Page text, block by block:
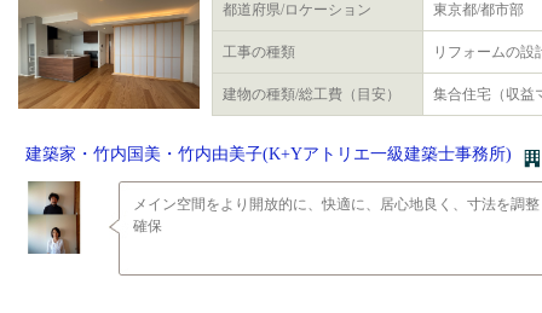
都道府県/ロケーション 東京都/都市部
工事の種類 リフォームの設
建物の種類/総工費（目安） 集合住宅（収益
建築家・竹内国美・竹内由美子(K+Yアトリエ一級建築士事務所)
メイン空間をより開放的に、快適に、居心地良く、寸法を調
確保